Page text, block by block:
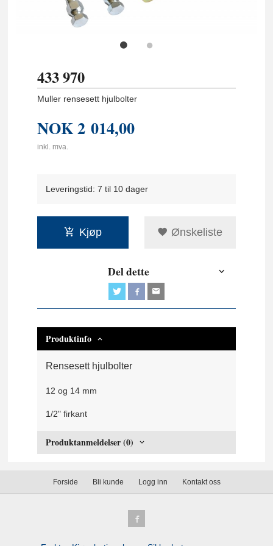
433 970
Muller rensesett hjulbolter
NOK2 014,00
inkl. mva.
Leveringstid: 7 til 10 dager
Kjøp Ønskeliste
Del dette
Produktinfo
Rensesett hjulbolter
12 og 14 mm
1/2" firkant
Produktanmeldelser (0)
Forside Bli kunde Logg inn Kontakt oss